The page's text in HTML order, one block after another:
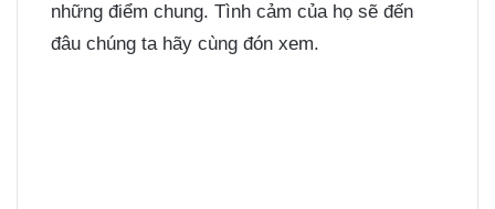
những điểm chung. Tình cảm của họ sẽ đến
đâu chúng ta hãy cùng đón xem.